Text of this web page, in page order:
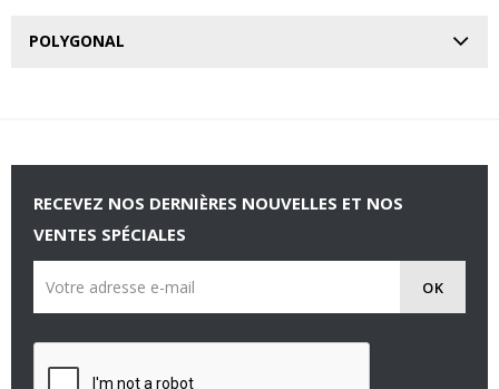
POLYGONAL
RECEVEZ NOS DERNIÈRES NOUVELLES ET NOS
VENTES SPÉCIALES